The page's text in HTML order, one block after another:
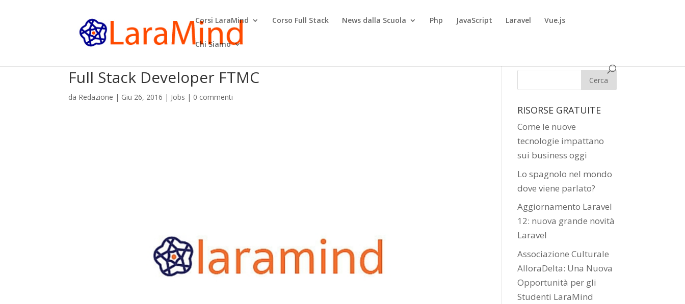
Corsi LaraMind Corso Full Stack News dalla Scuola Php JavaScript Laravel Vue.js
Chi Siamo
Full Stack Developer FTMC
da Redazione | Giu 26, 2016 | Jobs | 0 commenti
RISORSE GRATUITE
Come le nuove
tecnologie impattano
sui business oggi
Lo spagnolo nel mondo
dove viene parlato?
Aggiornamento Laravel
12: nuova grande novità
Laravel
Associazione Culturale
AlloraDelta: Una Nuova
Opportunità per gli
Studenti LaraMind